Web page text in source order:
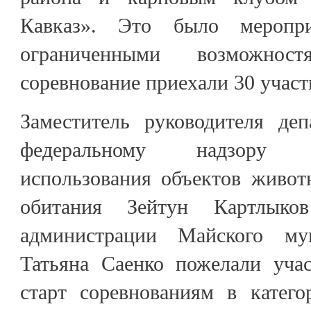
Кавказ». Это было
ограниченными
соревнование приехали 30
Заместитель руководителя
федеральному надзору
использования объектов
обитания Зейтун
администрации Майского
Татьяна Саенко пожелали
старт соревнованиям в